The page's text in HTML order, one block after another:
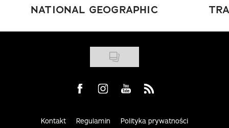
NATIONAL GEOGRAPHIC
Visit us on Facebook
Visit us on Instagram
Visit us on Youtube
Visit us on Rss
Kontakt Regulamin Polityka prywatności